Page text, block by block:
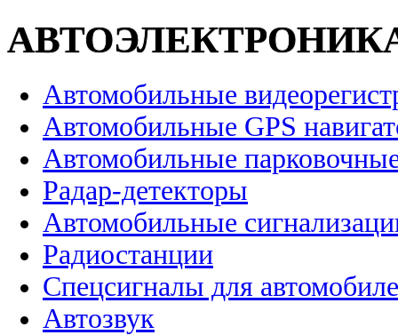
Автомобильные
Автомобильные GPS
Автомобильные
Радар-детекторы
Автомобильные
Радиостанции
Спецсигналы для
Автозвук